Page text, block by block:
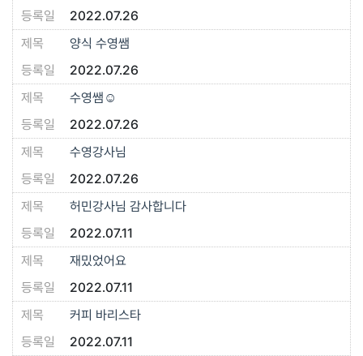
2022.07.26
양식 수영쌤
2022.07.26
수영쌤☺️
2022.07.26
수영강사님
2022.07.26
허민강사님 감사합니다
2022.07.11
재밌었어요
2022.07.11
커피 바리스타
2022.07.11